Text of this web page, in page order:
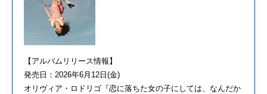
【アルバムリリース情報】
発売日：2026年6月12日(金)
オリヴィア・ロドリゴ『恋に落ちた女の子にしては、なんだか